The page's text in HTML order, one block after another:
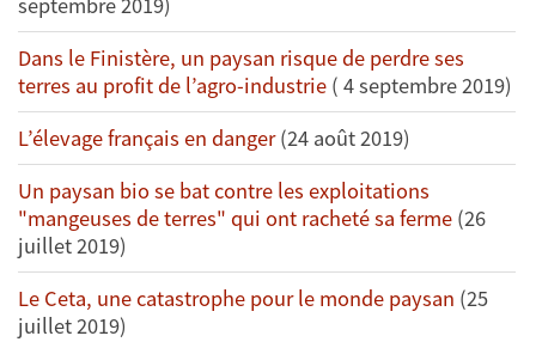
septembre 2019)
Dans le Finistère, un paysan risque de perdre ses
terres au profit de l’agro-industrie ( 4 septembre 2019)
L’élevage français en danger(24 août 2019)
Un paysan bio se bat contre les exploitations
"mangeuses de terres" qui ont racheté sa ferme (26
juillet 2019)
Le Ceta, une catastrophe pour le monde paysan (25
juillet 2019)